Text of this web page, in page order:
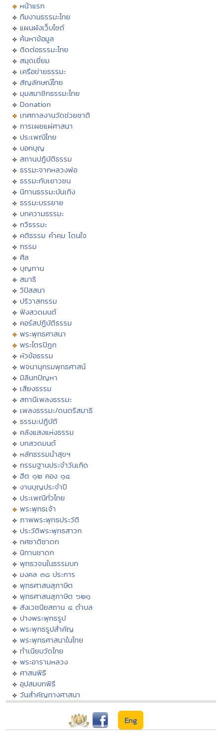
หน้าแรก
ทีมงานธรรมะไทย
แผนผังเว็บไซต์
ค้นหาข้อมูล
ติดต่อธรรมะไทย
สมุดเยี่ยม
เครือข่ายธรรมะ
สัญลักษณ์ไทย
มุมสมาชิกธรรมะไทย
Donation
เทศกาลงานวัดช่วยชาติ
การเผยแผ่ศาสนา
ประเพณีไทย
บอกบุญ
สถานปฏิบัติธรรม
ธรรมะจากหลวงพ่อ
ธรรมะกับเยาวชน
นิทานธรรมะบันเทิง
ธรรมะบรรยาย
บทความธรรมะ
กวีธรรมะ
คติธรรม คำคม โดนใจ
กรรม
ศีล
บุญทาน
สมาธิ
วิปัสสนา
ปริวาสกรรม
ฟังสวดมนต์
คอร์สปฏิบัติธรรม
พระพุทธศาสนา
พระไตรปิฏก
หัวข้อธรรม
พจนานุกรมพุทธศาสน์
มิลินทปัญหา
เสียงธรรม
สถานีเพลงธรรมะ
เพลงธรรมะ/ดนตรีสมาธิ
ธรรมะปฏิบัติ
คลังแสงแห่งธรรม
บทสวดมนต์
หลักธรรมนำสุขฯ
กรรมฐานประจำวันเกิด
ฮีต ๑๒ คอง ๑๔
งานบุญประจำปี
ประเพณีทั่วไทย
พระพุทธเจ้า
ภาพพระพุทธประวัติ
ประวัติพระพุทธสาวก
ทศชาติชาดก
นิทานชาดก
พุทธวจนในธรรมบท
มงคล ๓๘ ประการ
พุทธศาสนสุภาษิต
พุทธศาสนสุภาษิต ๖๒๑
สังเวชนียสถาน ๔ ตำบล
ปางพระพุทธรูป
พระพุทธรูปสำคัญ
พระพุทธศาสนาในไทย
ทำเนียบวัดไทย
พระอารามหลวง
ศาสนพิธี
อุปสมบทพิธี
วันสำคัญทางศาสนา
Eng